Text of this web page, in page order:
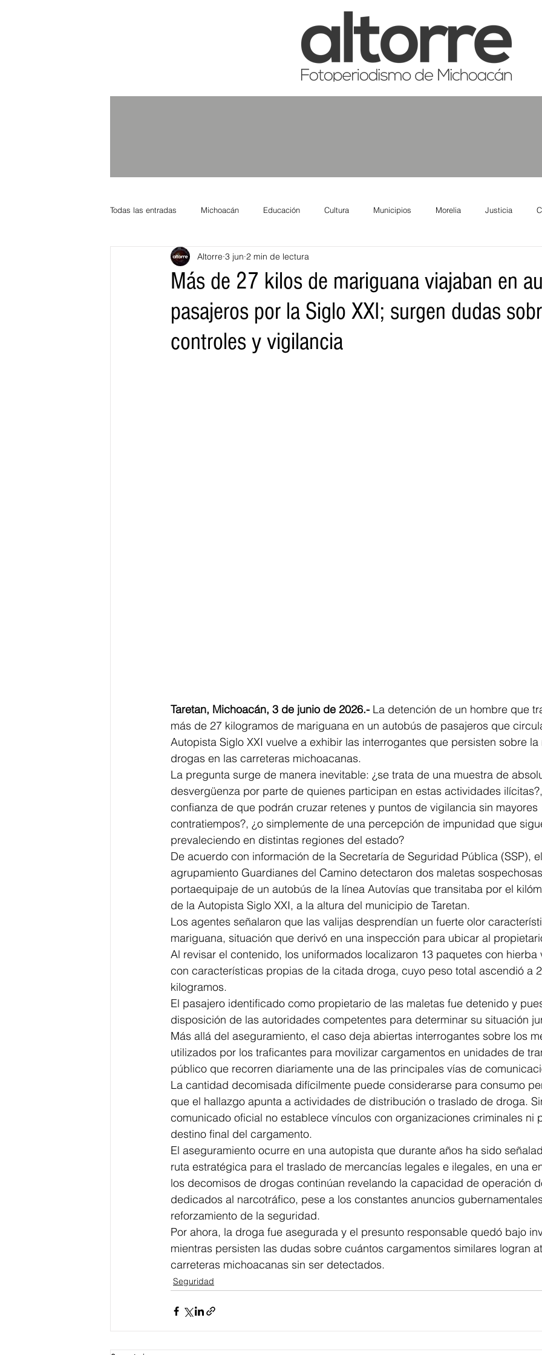
Todas las entradas Michoacán Educación Cultura Municipios Morelia Justicia
Nacional Internacional Columnistas Salud
Gobernador Segob Sedeco Turismo Sader DIF Mujeres Scop
Boletines de SSM
Más de 27 kilos de mariguana viajaban en
pasajeros por la Siglo XXI; surgen dudas
controles y vigilancia
Altorre 3 jun 2 min de lectura
Taretan, Michoacán, 3 de junio de 2026.- La detención de un hombre que
más de 27 kilogramos de mariguana en un autobús de pasajeros que
Autopista Siglo XXI vuelve a exhibir las interrogantes que persisten sobre
drogas en las carreteras michoacanas.
La pregunta surge de manera inevitable: ¿se trata de una muestra de
desvergüenza por parte de quienes participan en estas actividades
confianza de que podrán cruzar retenes y puntos de vigilancia sin mayores
contratiempos?, ¿o simplemente de una percepción de impunidad que
prevaleciendo en distintas regiones del estado?
De acuerdo con información de la Secretaría de Seguridad Pública (SSP),
agrupamiento Guardianes del Camino detectaron dos maletas
portaequipaje de un autobús de la línea Autovías que transitaba por el
de la Autopista Siglo XXI, a la altura del municipio de Taretan.
Los agentes señalaron que las valijas desprendían un fuerte olor
mariguana, situación que derivó en una inspección para ubicar al
Al revisar el contenido, los uniformados localizaron 13 paquetes con hierba
con características propias de la citada droga, cuyo peso total ascendió a
kilogramos.
El pasajero identificado como propietario de las maletas fue detenido y
disposición de las autoridades competentes para determinar su situación
Más allá del aseguramiento, el caso deja abiertas interrogantes sobre los
utilizados por los traficantes para movilizar cargamentos en unidades de
público que recorren diariamente una de las principales vías de
La cantidad decomisada difícilmente puede considerarse para consumo
que el hallazgo apunta a actividades de distribución o traslado de droga.
comunicado oficial no establece vínculos con organizaciones criminales ni
destino final del cargamento.
El aseguramiento ocurre en una autopista que durante años ha sido
ruta estratégica para el traslado de mercancías legales e ilegales, en una
los decomisos de drogas continúan revelando la capacidad de operación
dedicados al narcotráfico, pese a los constantes anuncios
reforzamiento de la seguridad.
Por ahora, la droga fue asegurada y el presunto responsable quedó bajo
mientras persisten las dudas sobre cuántos cargamentos similares logran
carreteras michoacanas sin ser detectados.
Seguridad